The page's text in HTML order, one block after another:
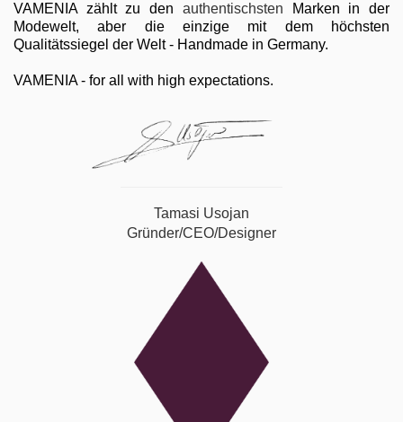
VAMENIA zählt zu den authentischsten Marken in der
Modewelt, aber die einzige mit dem höchsten
Qualitätssiegel der Welt - Handmade in Germany.
VAMENIA - for all with high expectations.
Tamasi Usojan
Gründer/CEO/Designer